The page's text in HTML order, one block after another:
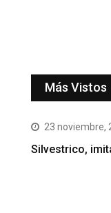
Más Vistos
23 noviembre,
Silvestrico,